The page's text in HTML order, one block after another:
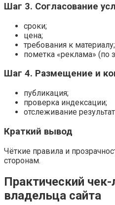
Шаг 3. Согласование
сроки;
цена;
требования к материалу;
пометка «реклама» (по
Шаг 4. Размещение и
публикация;
проверка индексации;
отслеживание
Краткий вывод
Чёткие правила и
сторонам.
Практический
владельца сайта